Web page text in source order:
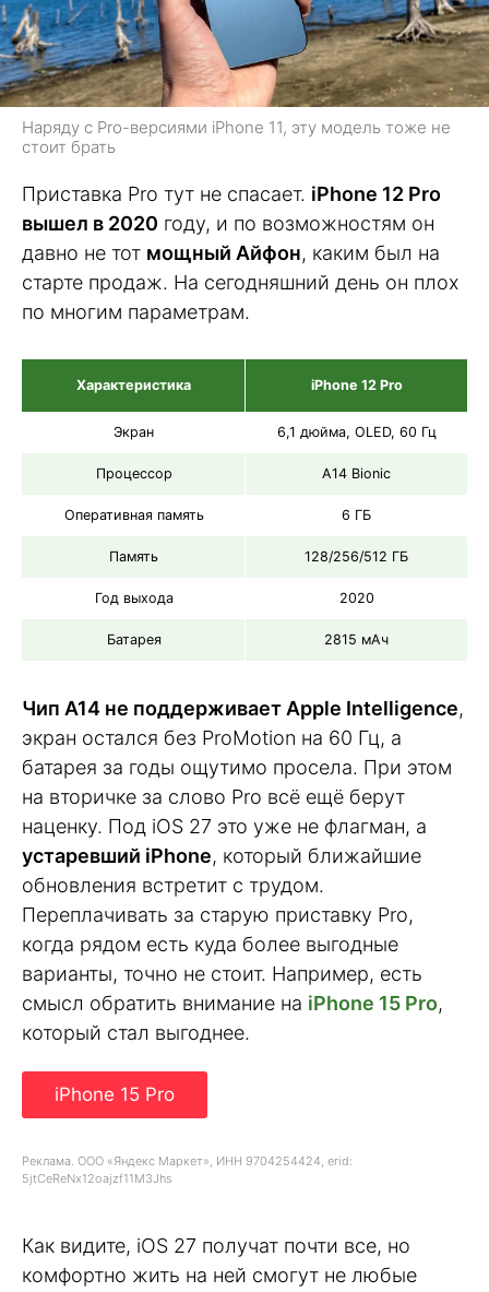
Наряду с Pro-версиями iPhone 11, эту модель тоже не
стоит брать
Приставка Pro тут не спасает. iPhone 12 Pro
вышел в 2020 году, и по возможностям он
давно не тот мощный Айфон, каким был на
старте продаж. На сегодняшний день он плох
по многим параметрам.
Характеристика iPhone 12 Pro
Экран 6,1 дюйма, OLED, 60 Гц
Процессор A14 Bionic
Оперативная память 6 ГБ
Память 128/256/512 ГБ
Год выхода 2020
Батарея 2815 мАч
Чип A14 не поддерживает Apple Intelligence,
экран остался без ProMotion на 60 Гц, а
батарея за годы ощутимо просела. При этом
на вторичке за слово Pro всё ещё берут
наценку. Под iOS 27 это уже не флагман, а
устаревший iPhone, который ближайшие
обновления встретит с трудом.
Переплачивать за старую приставку Pro,
когда рядом есть куда более выгодные
варианты, точно не стоит. Например, есть
смысл обратить внимание на iPhone 15 Pro,
который стал выгоднее.
iPhone 15 Pro
Реклама. ООО «Яндекс Маркет», ИНН 9704254424, erid:
5jtCeReNx12oajzf11M3Jhs
Как видите, iOS 27 получат почти все, но
комфортно жить на ней смогут не любые